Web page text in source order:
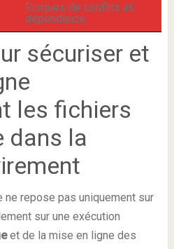
Risques de conflits et
dépendance.
sécuriser et
les fichiers
dans la
repose pas uniquement sur
sur une exécution
et de la mise en ligne des